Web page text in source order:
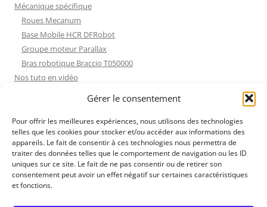
Gérer le consentement
Pour offrir les meilleures expériences, nous utilisons des technologies
telles que les cookies pour stocker et/ou accéder aux informations des
appareils. Le fait de consentir à ces technologies nous permettra de
traiter des données telles que le comportement de navigation ou les ID
uniques sur ce site. Le fait de ne pas consentir ou de retirer son
consentement peut avoir un effet négatif sur certaines caractéristiques
et fonctions.
Mécanique spécifique
Roues Mecanum
Base Mobile HCR DFRobot
Groupe moteur Parallax
Bras robotique Braccio T050000
Nos tuto en vidéo
Les Moteurs Pas à Pas
Projets Processing
Amélioration de l’habitat
Tir sportif
Fichiers dessin
Fichiers dessin